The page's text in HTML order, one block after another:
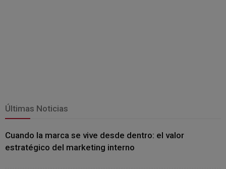
Últimas Noticias
Cuando la marca se vive desde dentro: el valor
estratégico del marketing interno